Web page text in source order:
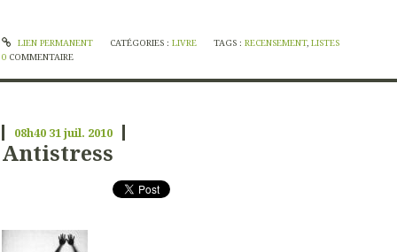
LIEN PERMANENT CATÉGORIES : LIVRE TAGS :RECENSEMENT,LISTES
0 COMMENTAIRE
08h40 31juil. 2010
Antistress